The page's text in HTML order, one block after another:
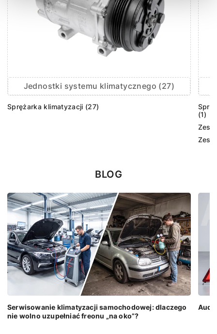
Jednostki systemu klimatycznego (27)
Sprężarka klimatyzacji (27)
(1)
BLOG
Serwisowanie klimatyzacji samochodowej: dlaczego
nie wolno uzupełniać freonu „na oko”?
Audi